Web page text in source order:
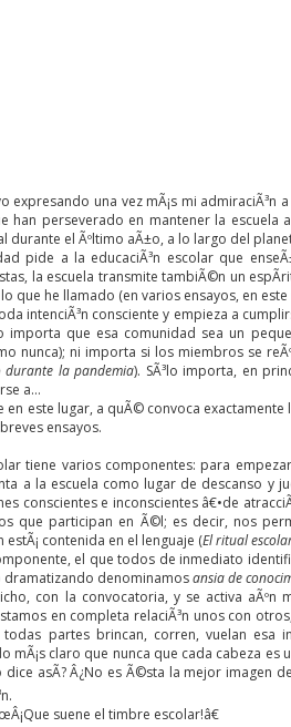
expresando una vez mÃ¡s mi
han perseverado en mantener la
durante el Ãºltimo aÃ±o, a lo largo del
pide a la educaciÃ³n escolar que
la escuela transmite tambiÃ©n un
que he llamado (en varios ensayos, en
intenciÃ³n consciente y empieza a
importa que esa comunidad sea un
nunca); ni importa si los miembros se
durante la pandemia). SÃ³lo importa, en
a…
en este lugar, a quÃ© convoca
ensayos.
tiene varios componentes: para
a la escuela como lugar de descanso y
conscientes e inconscientes â€•de
que participan en Ã©l; es decir, nos
estÃ¡ contenida en el lenguaje (El ritual
el que todos de inmediato
dramatizando denominamosansia de
con la convocatoria, y se activa aÃºn
en completa relaciÃ³n unos con
todas partes brincan, corren, vuelan
mÃ¡s claro que nunca que cada cabeza es
dice asÃ­? Â¿No es Ã©sta la mejor
suene el timbre escolar!â€